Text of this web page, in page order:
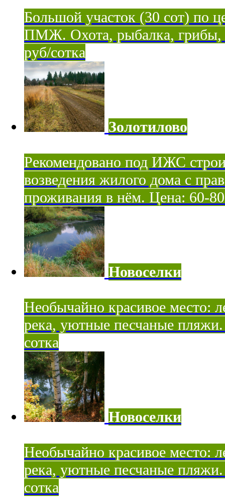
Большой участок (30 сот) по
ПМЖ. Охота, рыбалка, грибы,
руб/сотка
Золотилово
Рекомендовано под ИЖС
возведения жилого дома с
проживания в нём. Цена: 60-80
Новоселки
Необычайно красивое место:
река, уютные песчаные
сотка
Новоселки
Необычайно красивое место:
река, уютные песчаные
сотка